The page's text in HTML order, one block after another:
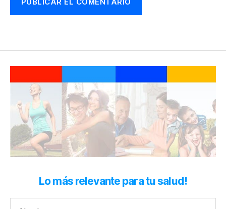
Lo más relevante para tu salud!